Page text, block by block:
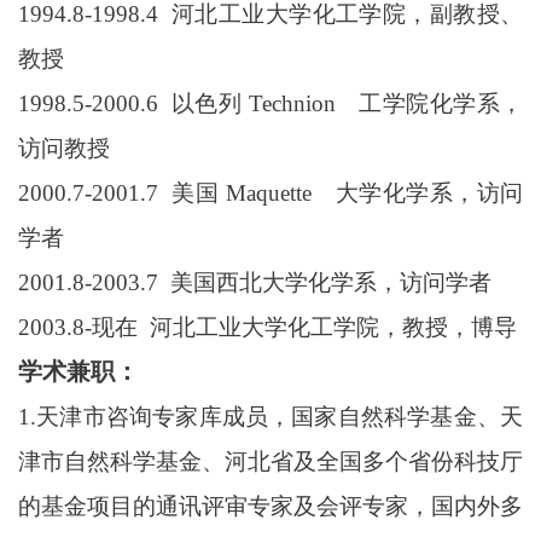
1994.8-1998.4 河北工业大学化工学院，副教授、
教授
1998.5-2000.6 以色列 Technion 工学院化学系，
访问教授
2000.7-2001.7 美国 Maquette 大学化学系，访问
学者
2001.8-2003.7 美国西北大学化学系，访问学者
2003.8-现在 河北工业大学化工学院，教授，博导
学术兼职：
1.天津市咨询专家库成员，国家自然科学基金、天
津市自然科学基金、河北省及全国多个省份科技厅
的基金项目的通讯评审专家及会评专家，国内外多